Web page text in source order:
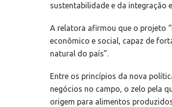
sustentabilidade e da integração
A relatora afirmou que o projeto
econômico e social, capaz de
natural do país”.
Entre os princípios da nova
negócios no campo, o zelo pela
origem para alimentos